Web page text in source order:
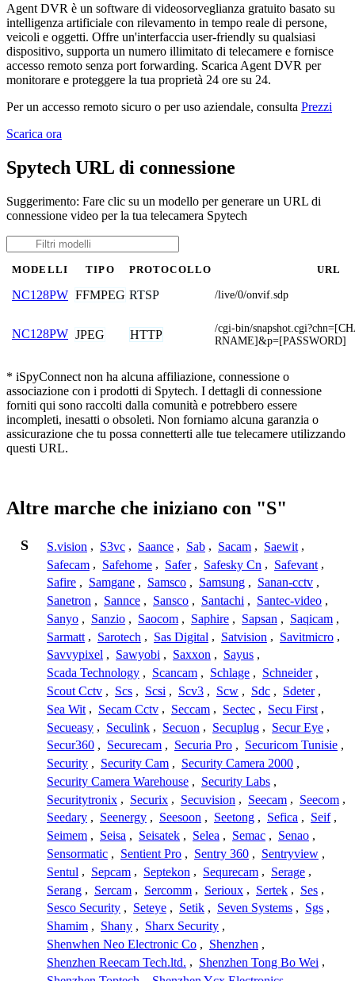
Agent DVR è un software di videosorveglianza gratuito basato su
intelligenza artificiale con rilevamento in tempo reale di persone,
veicoli e oggetti. Offre un'interfaccia user-friendly su qualsiasi
dispositivo, supporta un numero illimitato di telecamere e fornisce
accesso remoto senza port forwarding. Scarica Agent DVR per
monitorare e proteggere la tua proprietà 24 ore su 24.
Per un accesso remoto sicuro o per uso aziendale, consulta Prezzi
Scarica ora
Spytech URL di connessione
Suggerimento: Fare clic su un modello per generare un URL di
connessione video per la tua telecamera Spytech
MODELLI TIPO PROTOCOLLO URL
NC128PW FFMPEG RTSP /live/0/onvif.sdp
NC128PW JPEG HTTP
/cgi-bin/
RNAME]&p=[PASSWORD]
* iSpyConnect non ha alcuna affiliazione, connessione o
associazione con i prodotti di Spytech. I dettagli di connessione
forniti qui sono raccolti dalla comunità e potrebbero essere
incompleti, inesatti o obsoleti. Non forniamo alcuna garanzia o
assicurazione che tu possa connetterti alle tue telecamere utilizzando
questi URL.
Altre marche che iniziano con "S"
S S.vision , S3vc , Saance , Sab , Sacam , Saewit ,
Safecam , Safehome , Safer , Safesky Cn , Safevant ,
Safire , Samgane , Samsco , Samsung , Sanan-cctv ,
Sanetron , Sannce , Sansco , Santachi , Santec-video ,
Sanyo , Sanzio , Saocom , Saphire , Sapsan , Saqicam ,
Sarmatt , Sarotech , Sas Digital , Satvision , Savitmicro ,
Savvypixel , Sawyobi , Saxxon , Sayus ,
Scada Technology , Scancam , Schlage , Schneider ,
Scout Cctv , Scs , Scsi , Scv3 , Scw , Sdc , Sdeter ,
Sea Wit , Secam Cctv , Seccam , Sectec , Secu First ,
Secueasy , Seculink , Secuon , Secuplug , Secur Eye ,
Secur360 , Securecam , Securia Pro , Securicom Tunisie ,
Security , Security Cam , Security Camera 2000 ,
Security Camera Warehouse , Security Labs ,
Securitytronix , Securix , Secuvision , Seecam , Seecom ,
Seedary , Seenergy , Seesoon , Seetong , Sefica , Seif ,
Seimem , Seisa , Seisatek , Selea , Semac , Senao ,
Sensormatic , Sentient Pro , Sentry 360 , Sentryview ,
Sentul , Sepcam , Septekon , Sequrecam , Serage ,
Serang , Sercam , Sercomm , Serioux , Sertek , Ses ,
Sesco Security , Seteye , Setik , Seven Systems , Sgs ,
Shamim , Shany , Sharx Security ,
Shenwhen Neo Electronic Co , Shenzhen ,
Shenzhen Reecam Tech.ltd. , Shenzhen Tong Bo Wei ,